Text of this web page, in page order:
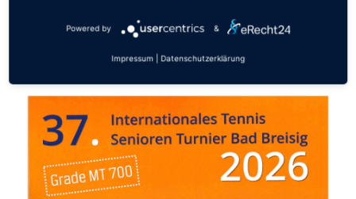
Powered by &
Impressum Datenschutzerklärung